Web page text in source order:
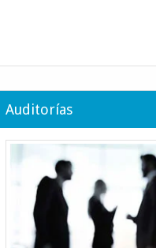
Física de Inventarios
y Conciliación
Auditorías